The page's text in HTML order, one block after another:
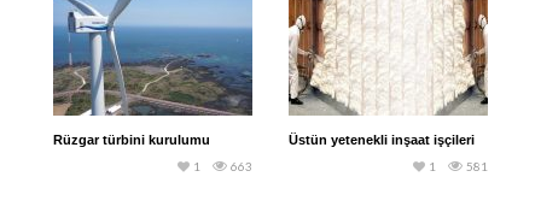
Rüzgar türbini kurulumu
663
1
Üstün yetenekli inşaat işçileri
581
1